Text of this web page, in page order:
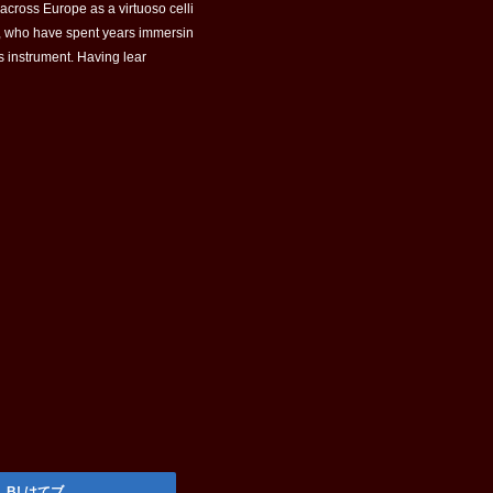
Europe as a virtuoso celli
have spent years immersin
instrument. Having lear